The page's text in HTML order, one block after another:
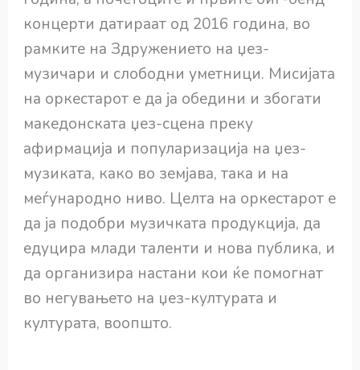
концерти датираат од 2016 година, во
рамките на Здружението на џез-
музичари и слободни уметници. Мисијата
на оркестарот е да ја обедини и збогати
македонската џез-сцена преку
афирмација и популаризација на џез-
музиката, како во земјава, така и на
меѓународно ниво. Целта на оркестарот е
да ја подобри музичката продукција, да
едуцира млади таленти и нова публика, и
да организира настани кои ќе помогнат
во негувањето на џез-културата и
културата, воопшто.